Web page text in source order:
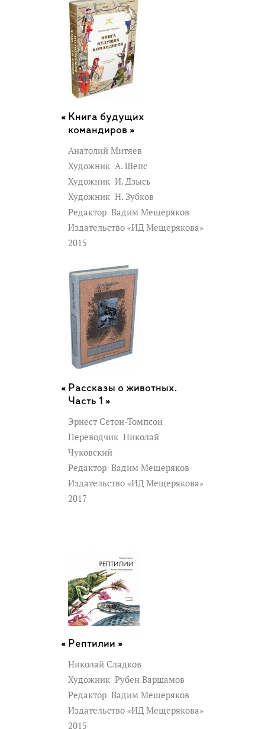
Книга будущих
командиров »
Анатолий Митяев
Художник А. Шепс
Художник И. Дзысь
Художник Н. Зубков
Редактор Вадим Мещеряков
Издательство «ИД Мещерякова»
2015
Рассказы о животных.
Часть 1 »
Эрнест Сетон-Томпсон
Переводчик Николай
Чуковский
Редактор Вадим Мещеряков
Издательство «ИД Мещерякова»
2017
Рептилии »
Николай Сладков
Художник Рубен Варшамов
Редактор Вадим Мещеряков
Издательство «ИД Мещерякова»
2015